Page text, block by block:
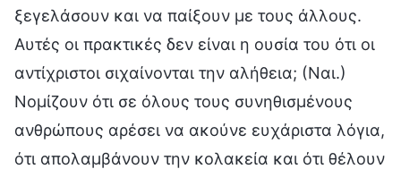
ξεγελάσουν και να παίξουν με τους άλλους.
Αυτές οι πρακτικές δεν είναι η ουσία του ότι οι
αντίχριστοι σιχαίνονται την αλήθεια; (Ναι.)
Νομίζουν ότι σε όλους τους συνηθισμένους
ανθρώπους αρέσει να ακούνε ευχάριστα λόγια,
ότι απολαμβάνουν την κολακεία και ότι θέλουν